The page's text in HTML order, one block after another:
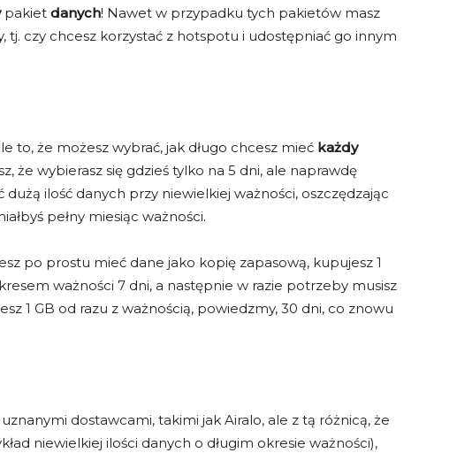
SKOPIUJ i SKORZYSTAJ SKOPIUJ i SKORZYSTAJ
SKOPIUJ i SKORZYSTAJ
pakiet danych! Nawet w przypadku tych pakietów masz
czy chcesz korzystać z hotspotu i udostępniać go innym
to, że możesz wybrać, jak długo chcesz mieć każdy
że wybierasz się gdzieś tylko na 5 dni, ale naprawdę
ilość danych przy niewielkiej ważności, oszczędzając
pełny miesiąc ważności.
po prostu mieć dane jako kopię zapasową, kupujesz 1
ważności 7 dni, a następnie w razie potrzeby musisz
1 GB od razu z ważnością, powiedzmy, 30 dni, co znowu
dostawcami, takimi jak Airalo, ale z tą różnicą, że
niewielkiej ilości danych o długim okresie ważności),